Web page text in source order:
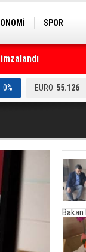
SPOR
0% EURO 55.126
Bakan